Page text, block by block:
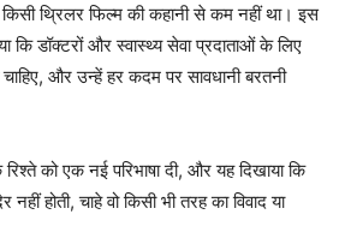
थ्रिलर फिल्म की कहानी से कम नहीं था। इस
कि डॉक्टरों और स्वास्थ्य सेवा प्रदाताओं के लिए
चाहिए, और उन्हें हर कदम पर सावधानी बरतनी
को एक नई परिभाषा दी, और यह दिखाया कि
होती, चाहे वो किसी भी तरह का विवाद या